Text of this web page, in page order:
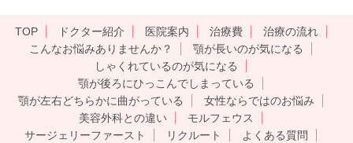
TOP ドクター紹介 医院案内 治療費
治療の流れ
こんなお悩みありませんか？
顎が長いのが気になる
しゃくれているのが気になる
顎が後ろにひっこんでしまっている
顎が左右どちらかに曲がっている
女性ならではのお悩み
美容外科との違い
モルフェウス
サージェリーファースト
リクルート
よくある質問